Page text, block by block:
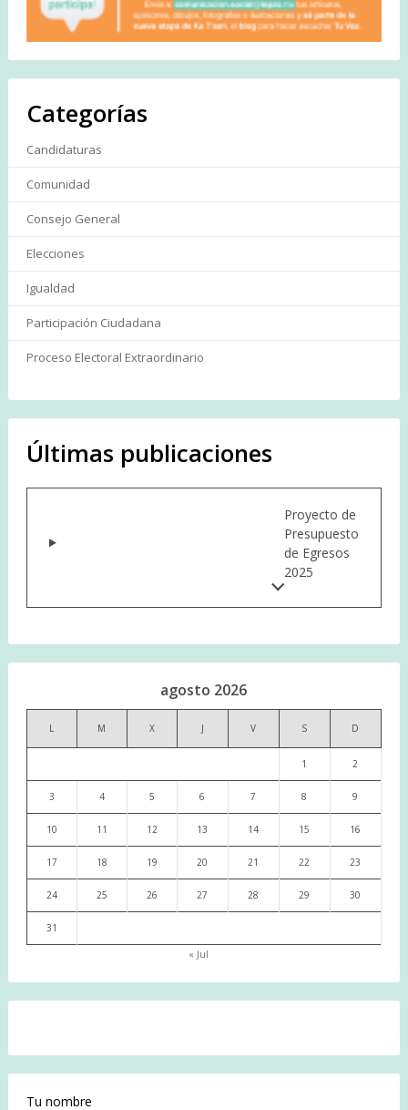
Categorías
Candidaturas
Comunidad
Consejo General
Elecciones
Igualdad
Participación Ciudadana
Proceso Electoral Extraordinario
Últimas publicaciones
Proyecto de
Presupuesto
de Egresos
2025
agosto 2026
L M X J V S D
1 2
3 4 5 6 7 8 9
10 11 12 13 14 15 16
17 18 19 20 21 22 23
24 25 26 27 28 29 30
31
« Jul
Tu nombre